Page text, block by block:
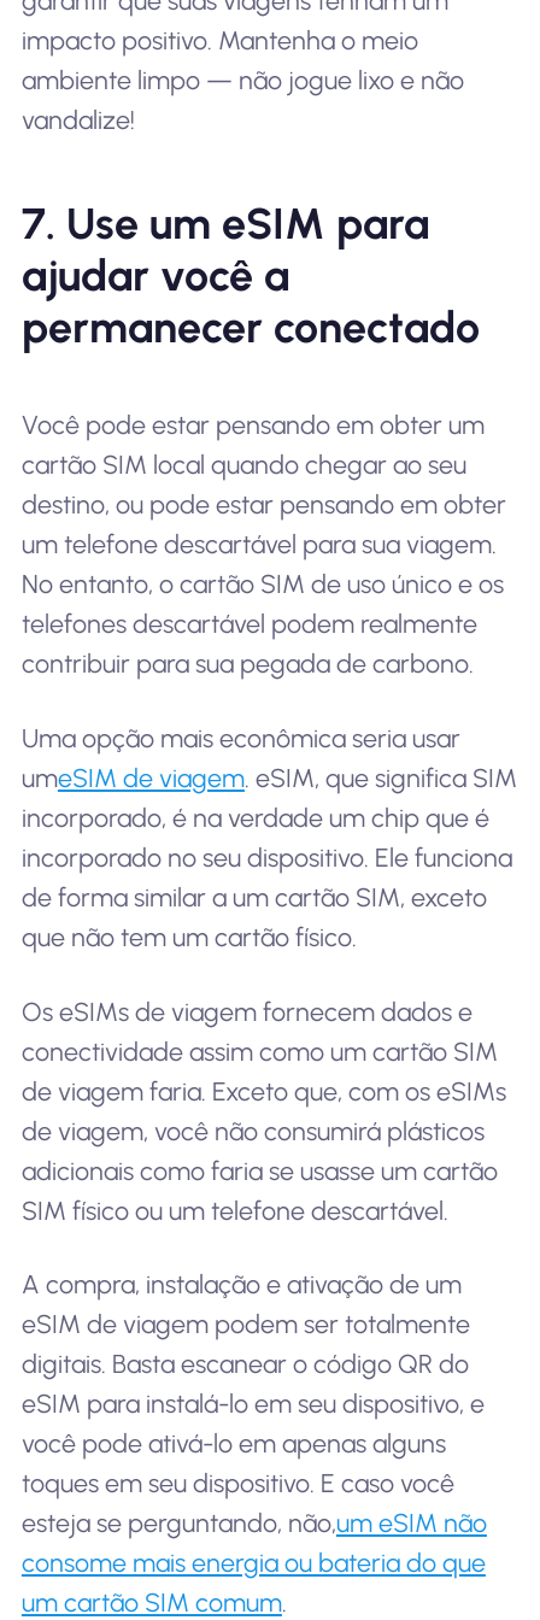
impacto positivo. Mantenha o meio
ambiente limpo — não jogue lixo e não
vandalize!
7. Use um eSIM para
ajudar você a
permanecer conectado
Você pode estar pensando em obter um
cartão SIM local quando chegar ao seu
destino, ou pode estar pensando em obter
um telefone descartável para sua viagem.
No entanto, o cartão SIM de uso único e os
telefones descartável podem realmente
contribuir para sua pegada de carbono.
Uma opção mais econômica seria usar
umeSIM de viagem. eSIM, que significa SIM
incorporado, é na verdade um chip que é
incorporado no seu dispositivo. Ele funciona
de forma similar a um cartão SIM, exceto
que não tem um cartão físico.
Os eSIMs de viagem fornecem dados e
conectividade assim como um cartão SIM
de viagem faria. Exceto que, com os eSIMs
de viagem, você não consumirá plásticos
adicionais como faria se usasse um cartão
SIM físico ou um telefone descartável.
A compra, instalação e ativação de um
eSIM de viagem podem ser totalmente
digitais. Basta escanear o código QR do
eSIM para instalá-lo em seu dispositivo, e
você pode ativá-lo em apenas alguns
toques em seu dispositivo. E caso você
esteja se perguntando, não,um eSIM não
consome mais energia ou bateria do que
um cartão SIM comum.